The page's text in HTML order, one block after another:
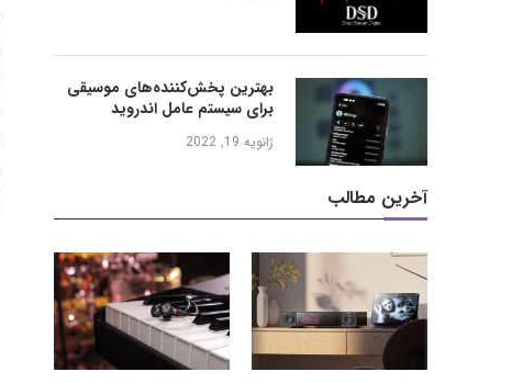
بهترین پخش‌کننده‌های موسیقی
برای سیستم عامل اندروید
ژانویه 19, 2022
آخرین مطالب